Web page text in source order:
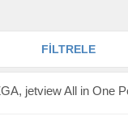
FİLTRELE
jetview All in One